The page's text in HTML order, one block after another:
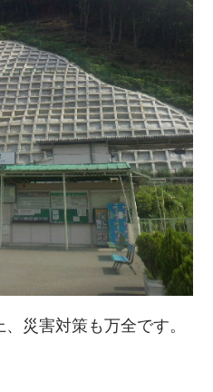
災害対策も万全です。